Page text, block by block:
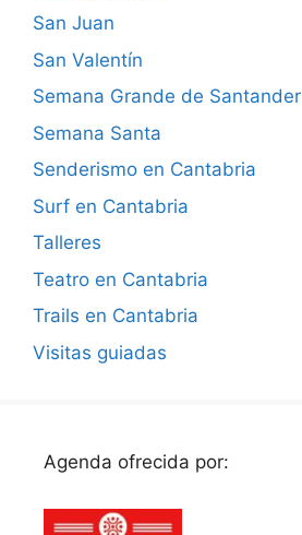
San Juan
San Valentín
Semana Grande de Santander
Semana Santa
Senderismo en Cantabria
Surf en Cantabria
Talleres
Teatro en Cantabria
Trails en Cantabria
Visitas guiadas
Agenda ofrecida por: